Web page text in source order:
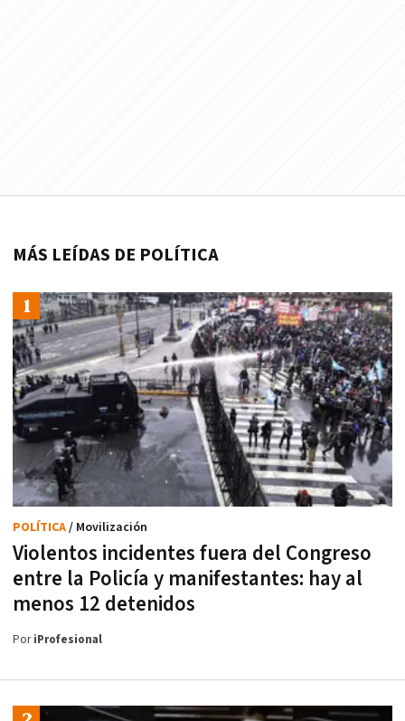
MÁS LEÍDAS DE POLÍTICA
Violentos incidentes fuera del Congreso
entre la Policía y manifestantes: hay al
menos 12 detenidos
POLÍTICA/ Movilización
PoriProfesional